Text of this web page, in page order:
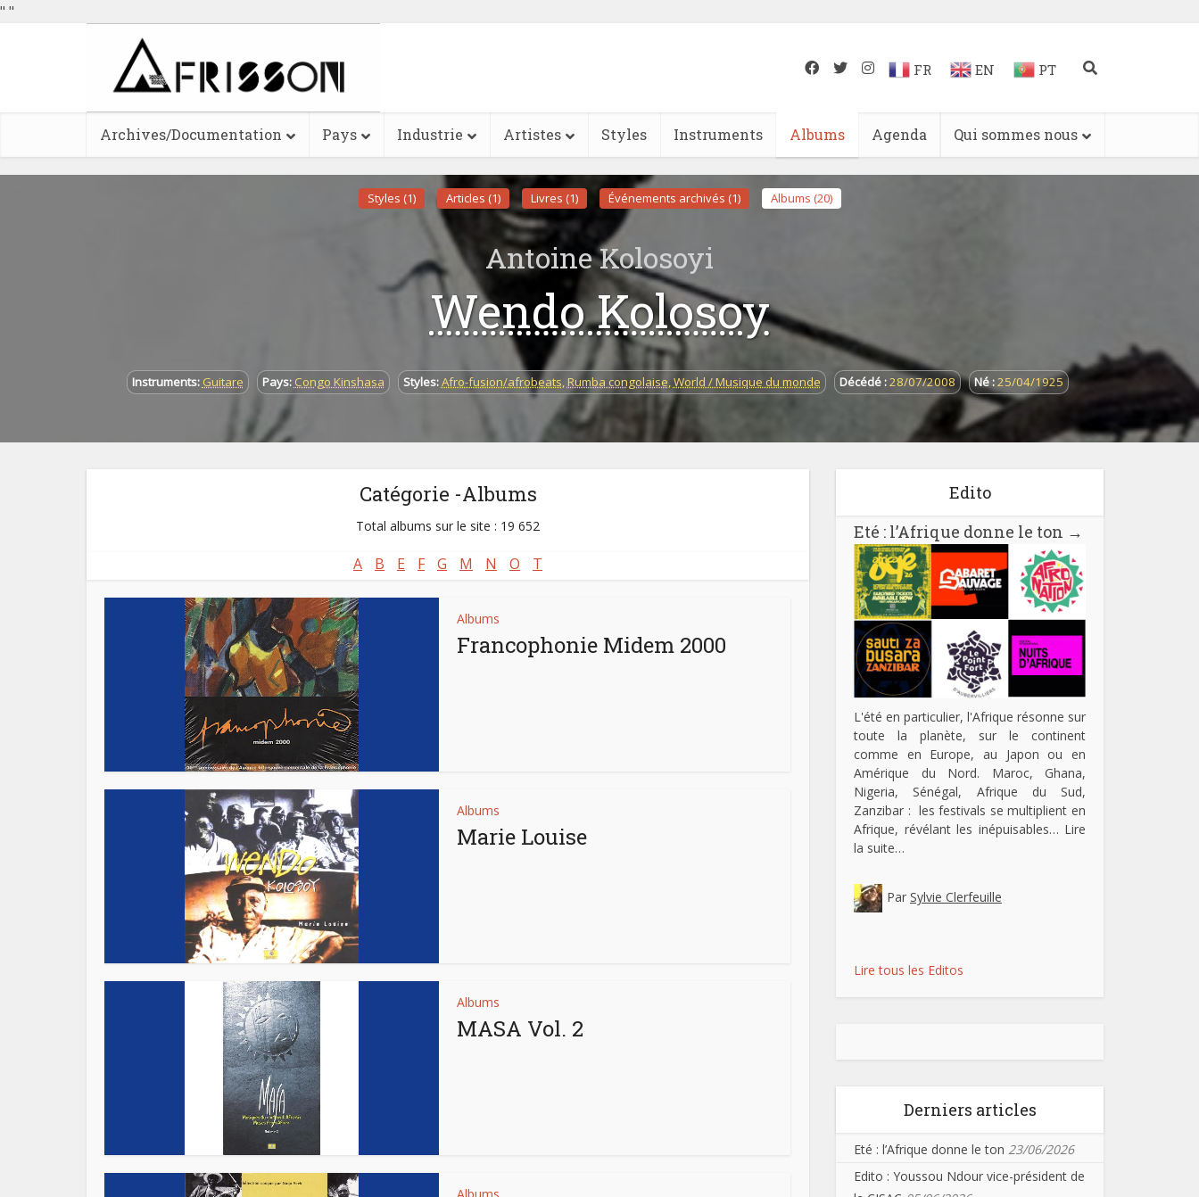
" "
FR EN PT
Archives/Documentation Pays Industrie Artistes Styles Instruments Albums Agenda Qui sommes nous
Styles (1) Articles (1) Livres (1) Événements archivés (1) Albums (20)
Antoine Kolosoyi
Wendo Kolosoy
Instruments: Guitare Pays: Congo Kinshasa Styles:Afro-fusion/afrobeats,Rumba congolaise,World / Musique du monde Décédé :28/07/2008 Né :25/04/1925
Catégorie -Albums
Total albums sur le site : 19 652
A B E F G M N O T
Albums
Francophonie Midem 2000
Albums
Marie Louise
Albums
MASA Vol. 2
Edito
Eté : l’Afrique donne le ton →
L'été en particulier, l'Afrique résonne sur
toute la planète, sur le continent
comme en Europe, au Japon ou en
Amérique du Nord. Maroc, Ghana,
Nigeria, Sénégal, Afrique du Sud,
Zanzibar : les festivals se multiplient en
Afrique, révélant les inépuisables… Lire
la suite…
Par Sylvie Clerfeuille
Lire tous les Editos
Derniers articles
Eté : l’Afrique donne le ton 23/06/2026
Edito : Youssou Ndour vice-président de